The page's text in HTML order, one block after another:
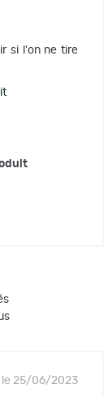
si l'on ne tire
le 25/06/2023